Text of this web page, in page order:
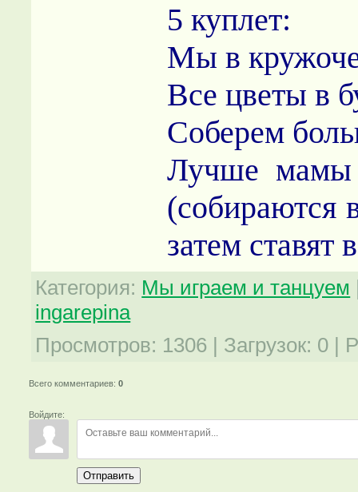
5 куплет:
Мы в
Все цветы в
Соберем
Лучше
(собираются
затем ставят
Категория: Мы играем и танцуем
ingarepina
Просмотров: 1306 | Загрузок: 0 |
Всего комментариев:0
Войдите:
Отправить